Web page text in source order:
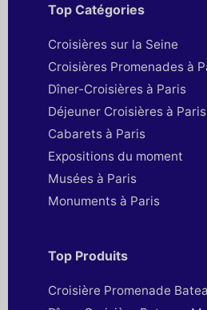
Top Catégories
Croisières sur la Seine
Croisières Promenades à
Dîner-Croisières à Paris
Déjeuner Croisières à Paris
Cabarets à Paris
Expositions du moment
Musées à Paris
Monuments à Paris
Top Produits
Croisière Promenade